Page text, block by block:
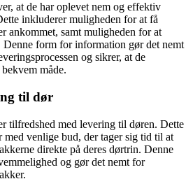
at de har oplevet nem og effektiv
inkluderer muligheden for at få
ankommet, samt muligheden for at
form for information gør det nemt
og sikrer, at de
måde.
til dør
tilfredshed med levering til døren. Dette
venlige bud, der tager sig tid til at
direkte på deres dørtrin. Denne
og gør det nemt for